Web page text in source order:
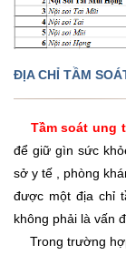
ĐỊA CHỈ TẦM
Tầm soát ung
để giữ gìn sức
sở y tế , phòng
được một địa chỉ
không phải là vấn
Trong trường